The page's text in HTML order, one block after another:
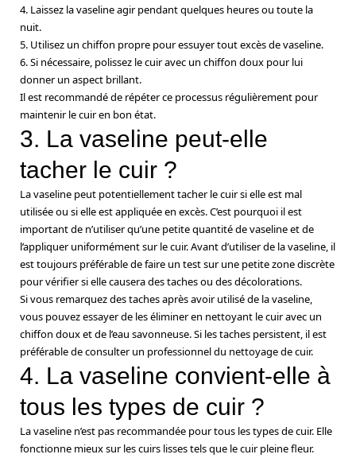
4. Laissez la vaseline agir pendant quelques heures ou toute la
nuit.
5. Utilisez un chiffon propre pour essuyer tout excès de vaseline.
6. Si nécessaire, polissez le cuir avec un chiffon doux pour lui
donner un aspect brillant.
Il est recommandé de répéter ce processus régulièrement pour
maintenir le cuir en bon état.
3. La vaseline peut-elle
tacher le cuir ?
La vaseline peut potentiellement tacher le cuir si elle est mal
utilisée ou si elle est appliquée en excès. C’est pourquoi il est
important de n’utiliser qu’une petite quantité de vaseline et de
l’appliquer uniformément sur le cuir. Avant d’utiliser de la vaseline, il
est toujours préférable de faire un test sur une petite zone discrète
pour vérifier si elle causera des taches ou des décolorations.
Si vous remarquez des taches après avoir utilisé de la vaseline,
vous pouvez essayer de les éliminer en nettoyant le cuir avec un
chiffon doux et de l’eau savonneuse. Si les taches persistent, il est
préférable de consulter un professionnel du nettoyage de cuir.
4. La vaseline convient-elle à
tous les types de cuir ?
La vaseline n’est pas recommandée pour tous les types de cuir. Elle
fonctionne mieux sur les cuirs lisses tels que le cuir pleine fleur.